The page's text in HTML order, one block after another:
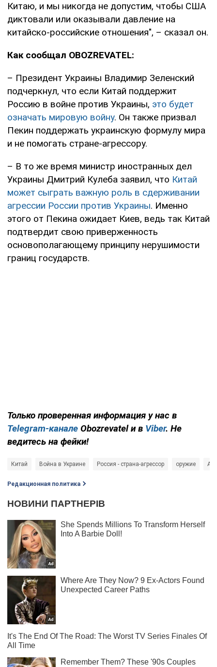
Китаю, и мы никогда не допустим, чтобы США
диктовали или оказывали давление на
китайско-российские отношения", – сказал он.
Как сообщал OBOZREVATEL:
– Президент Украины Владимир Зеленский
подчеркнул, что если Китай поддержит
Россию в войне против Украины, это будет
означать мировую войну. Он также призвал
Пекин поддержать украинскую формулу мира
и не помогать стране-агрессору.
– В то же время министр иностранных дел
Украины Дмитрий Кулеба заявил, что Китай
может сыграть важную роль в сдерживании
агрессии России против Украины. Именно
этого от Пекина ожидает Киев, ведь так Китай
подтвердит свою приверженность
основополагающему принципу нерушимости
границ государств.
Только проверенная информация у нас в
Telegram-канале Obozrevatel и в Viber. Не
ведитесь на фейки!
Китай Война в Украине Россия - страна-агрессор оружие
Редакционная политика